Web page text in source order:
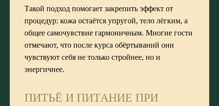
Такой подход помогает закрепить эффект от
процедур: кожа остаётся упругой, тело лёгким, а
общее самочувствие гармоничным. Многие гости
отмечают, что после курса обёртываний они
чувствуют себя не только стройнее, но и
энергичнее.
ПИТЬЁ И ПИТАНИЕ ПРИ